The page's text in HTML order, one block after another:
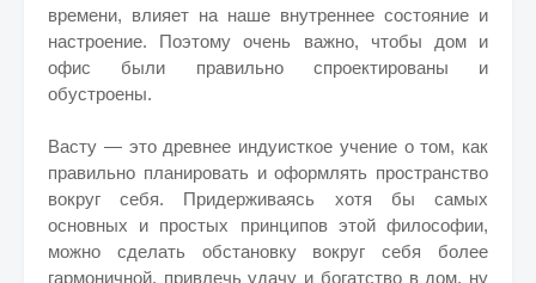
времени, влияет на наше внутреннее состояние и
настроение. Поэтому очень важно, чтобы дом и
офис были правильно спроектированы и
обустроены.
Васту — это древнее индуисткое учение о том, как
правильно планировать и оформлять пространство
вокруг себя. Придерживаясь хотя бы самых
основных и простых принципов этой философии,
можно сделать обстановку вокруг себя более
гармоничной, привлечь удачу и богатство в дом, ну